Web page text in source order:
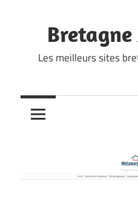
content
Les meilleurs sites